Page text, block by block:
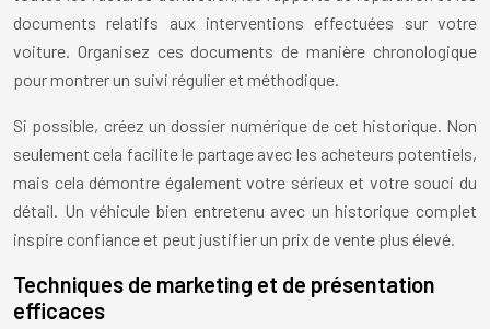
documents relatifs aux interventions effectuées sur votre
voiture. Organisez ces documents de manière chronologique
pour montrer un suivi régulier et méthodique.
Si possible, créez un dossier numérique de cet historique. Non
seulement cela facilite le partage avec les acheteurs potentiels,
mais cela démontre également votre sérieux et votre souci du
détail. Un véhicule bien entretenu avec un historique complet
inspire confiance et peut justifier un prix de vente plus élevé.
Techniques de marketing et de présentation
efficaces